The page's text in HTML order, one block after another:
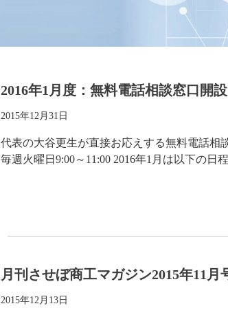
2016年1月度：無料電話相談窓口開
2015年12月31日
代表の大谷更生が直接お応えする無料電話相
毎週火曜日9:00～11:00 2016年1月は以下の日
月刊させぼ商工マガジン2015年11月
2015年12月13日